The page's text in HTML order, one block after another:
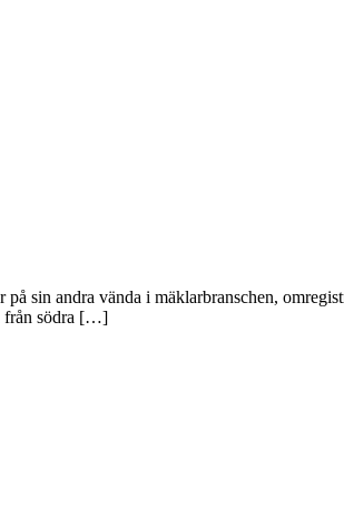
sin andra vända i mäklarbranschen,
från södra […]